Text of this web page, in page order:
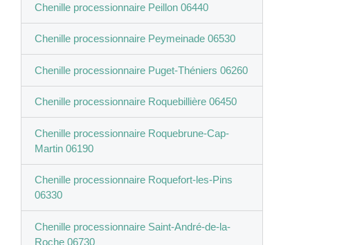
Chenille processionnaire Peillon 06440
Chenille processionnaire Peymeinade 06530
Chenille processionnaire Puget-Théniers 06260
Chenille processionnaire Roquebillière 06450
Chenille processionnaire Roquebrune-Cap-
Martin 06190
Chenille processionnaire Roquefort-les-Pins
06330
Chenille processionnaire Saint-André-de-la-
Roche 06730